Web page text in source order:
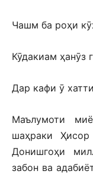
Чашм ба роҳи
Кӯдакиам ҳанӯз
Дар кафи ӯ
Маълумоти
шаҳраки
Донишгоҳи
забон ва